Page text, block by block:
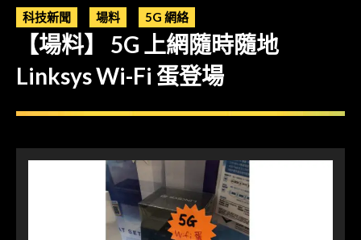
科技新聞 場料 5G 網絡
【場料】 5G 上網隨時隨地
Linksys Wi-Fi 蛋登場